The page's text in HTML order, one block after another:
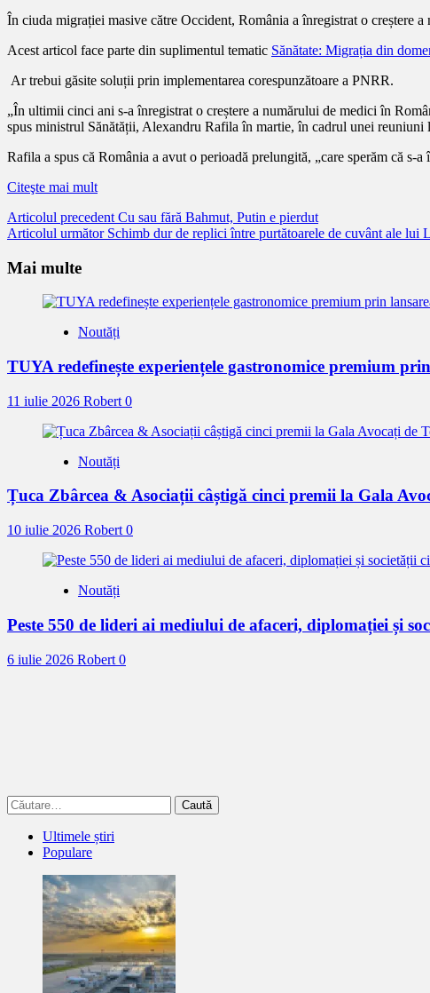
În ciuda migrației masive către Occident, România a înregistrat o creștere
Acest articol face parte din suplimentul tematic Sănătate: Migrația din
Ar trebui găsite soluții prin implementarea corespunzătoare a PNRR.
„În ultimii cinci ani s-a înregistrat o creștere a numărului de medici în
spus ministrul Sănătății, Alexandru Rafila în martie, în cadrul unei
Rafila a spus că România a avut o perioadă prelungită, „care sperăm că
Citeşte mai mult
Citește
mai
mult
Articolul precedent Cu sau fără Bahmut, Putin e pierdut
Articolul următorSchimb dur de replici între purtătoarele de cuvânt ale lui
Mai multe
Noutăți
TUYA redefinește experiențele gastronomice premium
11 iulie 2026 Robert 0
Noutăți
Țuca Zbârcea & Asociații câștigă cinci premii la Gala
10 iulie 2026 Robert 0
Noutăți
Peste 550 de lideri ai mediului de afaceri, diplomației și
6 iulie 2026 Robert 0
Caută
după:
Ultimele știri
Populare